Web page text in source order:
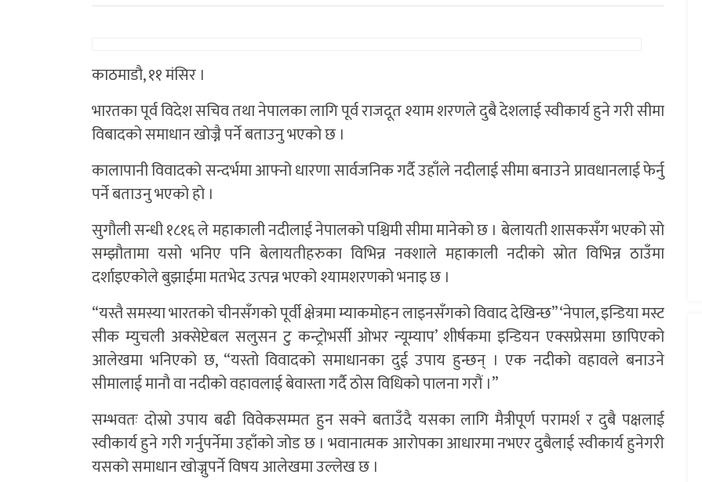
काठमाडौ, ११ मंसिर ।
भारतका पूर्व विदेश सचिव तथा नेपालका लागि पूर्व राजदूत श्याम शरणले दुबै देशलाई स्वीकार्य हुने गरी सीमा
विबादको समाधान खोज्नै पर्ने बताउनु भएको छ ।
कालापानी विवादको सन्दर्भमा आफ्नो धारणा सार्वजनिक गर्दै उहाँले नदीलाई सीमा बनाउने प्रावधानलाई फेर्नु
पर्ने बताउनु भएको हो ।
सुगौली सन्धी १८१६ ले महाकाली नदीलाई नेपालको पश्चिमी सीमा मानेको छ । बेलायती शासकसँग भएको सो
सम्झौतामा यसो भनिए पनि बेलायतीहरुका विभिन्न नक्शाले महाकाली नदीको स्रोत विभिन्न ठाउँमा
दर्शाइएकोले बुझाईमा मतभेद उत्पन्न भएको श्यामशरणको भनाइ छ ।
“यस्तै समस्या भारतको चीनसँगको पूर्वी क्षेत्रमा म्याकमोहन लाइनसँगको विवाद देखिन्छ” ‘नेपाल, इन्डिया मस्ट
सीक म्युचली अक्सेप्टेबल सलुसन टु कन्ट्रोभर्सी ओभर न्यूम्याप’ शीर्षकमा इन्डियन एक्सप्रेसमा छापिएको
आलेखमा भनिएको छ, “यस्तो विवादको समाधानका दुई उपाय हुन्छन् । एक नदीको वहावले बनाउने
सीमालाई मानौ वा नदीको वहावलाई बेवास्ता गर्दै ठोस विधिको पालना गरौं ।”
सम्भवतः दोस्रो उपाय बढी विवेकसम्मत हुन सक्ने बताउँदै यसका लागि मैत्रीपूर्ण परामर्श र दुबै पक्षलाई
स्वीकार्य हुने गरी गर्नुपर्नेमा उहाँको जोड छ । भवानात्मक आरोपका आधारमा नभएर दुबैलाई स्वीकार्य हुनेगरी
यसको समाधान खोज्नुपर्ने विषय आलेखमा उल्लेख छ ।